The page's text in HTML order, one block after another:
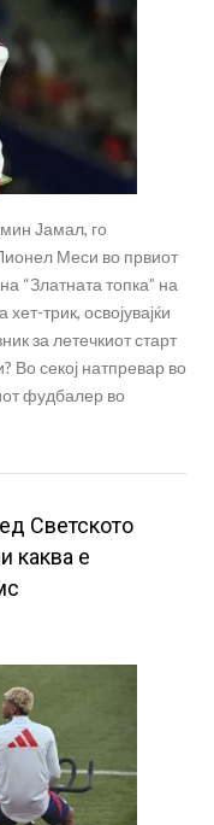
Јамал, го
Меси во првиот
“Златната топка” на
трик, освојувајќи
за летечкиот старт
Во секој натпревар во
фудбалер во
Светското
каква е